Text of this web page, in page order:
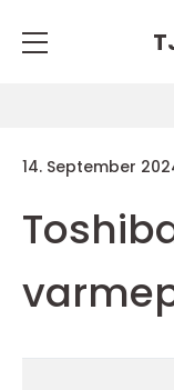
14. September